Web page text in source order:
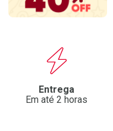
Entrega
Em até 2 horas